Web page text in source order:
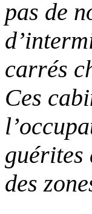
pas de
carrés
Ces
guérites
des